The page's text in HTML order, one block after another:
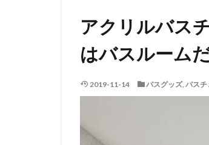
アクリルバス
はバスルーム
2019-11-14 バスグッズ, バスチ